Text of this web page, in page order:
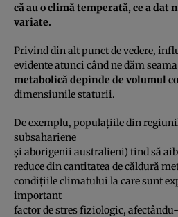
că au o climă temperată, ce a dat
variate.
Privind din alt punct de vedere,
evidente atunci când ne dăm seama
metabolică depinde de volumul
dimensiunile staturii.
De exemplu, populaţiile din
subsahariene
şi aborigenii australieni) tind să
reduce din cantitatea de căldură
condiţiile climatului la care sunt
important
factor de stres fiziologic,